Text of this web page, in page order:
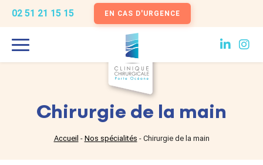
02 51 21 15 15 EN CAS D'URGENCE
Chirurgie de la main
Accueil - Nos spécialités - Chirurgie de la main